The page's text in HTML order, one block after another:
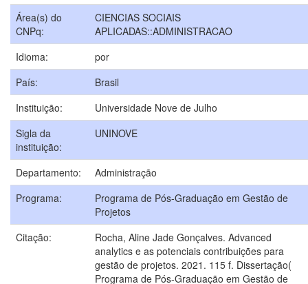
Área(s) do
CNPq:
CIENCIAS SOCIAIS
APLICADAS::ADMINISTRACAO
Idioma:
por
País:
Brasil
Instituição:
Universidade Nove de Julho
Sigla da
instituição:
UNINOVE
Departamento:
Administração
Programa:
Programa de Pós-Graduação em Gestão de
Projetos
Citação:
Rocha, Aline Jade Gonçalves. Advanced
analytics e as potenciais contribuições para
gestão de projetos. 2021. 115 f. Dissertação(
Programa de Pós-Graduação em Gestão de